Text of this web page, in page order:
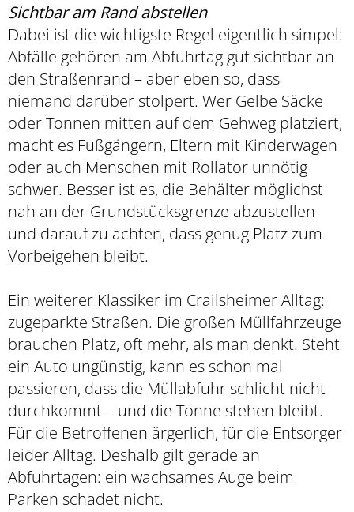
Sichtbar am Rand abstellen
Dabei ist die wichtigste Regel eigentlich simpel:
Abfälle gehören am Abfuhrtag gut sichtbar an
den Straßenrand – aber eben so, dass
niemand darüber stolpert. Wer Gelbe Säcke
oder Tonnen mitten auf dem Gehweg platziert,
macht es Fußgängern, Eltern mit Kinderwagen
oder auch Menschen mit Rollator unnötig
schwer. Besser ist es, die Behälter möglichst
nah an der Grundstücksgrenze abzustellen
und darauf zu achten, dass genug Platz zum
Vorbeigehen bleibt.
Ein weiterer Klassiker im Crailsheimer Alltag:
zugeparkte Straßen. Die großen Müllfahrzeuge
brauchen Platz, oft mehr, als man denkt. Steht
ein Auto ungünstig, kann es schon mal
passieren, dass die Müllabfuhr schlicht nicht
durchkommt – und die Tonne stehen bleibt.
Für die Betroffenen ärgerlich, für die Entsorger
leider Alltag. Deshalb gilt gerade an
Abfuhrtagen: ein wachsames Auge beim
Parken schadet nicht.